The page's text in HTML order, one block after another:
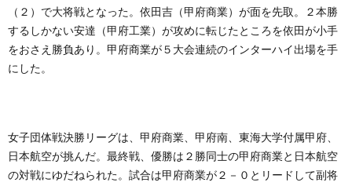
（２）で大将戦となった。依田吉（甲府商業）が面を先取。２本勝
するしかない安達（甲府工業）が攻めに転じたところを依田が小手
をおさえ勝負あり。甲府商業が５大会連続のインターハイ出場を手
にした。
女子団体戦決勝リーグは、甲府商業、甲府南、東海大学付属甲府、
日本航空が挑んだ。最終戦、優勝は２勝同士の甲府商業と日本航空
の対戦にゆだねられた。試合は甲府商業が２－０とリードして副将